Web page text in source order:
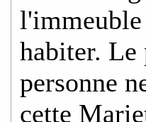
habiter.
personne
cette